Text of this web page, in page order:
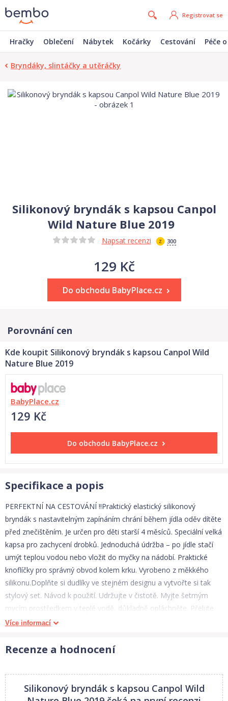
Registrovat se
Hračky Oblečení Nábytek Kočárky Cestování Péče
Bryndáky, slintáčky a utěráčky
Silikonový bryndák s kapsou Canpol
Wild Nature Blue 2019
Napsat recenzi 300
129 Kč
Do obchodu BabyPlace.cz
Porovnání cen
Kde koupit Silikonový bryndák s kapsou Canpol Wild
Nature Blue 2019
BabyPlace.cz
129 Kč
Do obchodu BabyPlace.cz
Specifikace a popis
PERFEKTNÍ NA CESTOVÁNÍ !!Praktický elastický silikonový
bryndák s nastavitelným zapínáním chrání během jídla oděv dítěte
před znečištěním. Je určen pro děti starší 4 měsíců. Speciální velká
kapsa pro zachycení drobků. Jednoduchá údržba – po jídle stačí
umýt teplou vodou nebo vložit do myčky na nádobí. Praktické
knoflíčky pro správný obvod kolem krku. Vyrobeno z měkkého
silikonu.Doplňte si dudlíky ve stejném designu a vytvořte si tak
stylový set. Návod k použití. Udržujte v čistotě. Myjte šetrným
mycím prostředkem v teplé vodě, důkladně opláchněte. Přelijte
vařící vodou. Můžete umývat v myčce nádobí. Pozor! Důležité pro
zkontrolujte kvalitu výrobku. Při prvních známkách opotřebení
nový. Výrobek není hračka. Uchovávejte mimo dosah dítěte.
Otevřete energickým odtržením kartonu, nepoužívejte nůžky.
Upozornění! Plastový obal (balení) uchovávejte mimo dosah
Více informací
Recenze a hodnocení
Silikonový bryndák s kapsou Canpol Wild